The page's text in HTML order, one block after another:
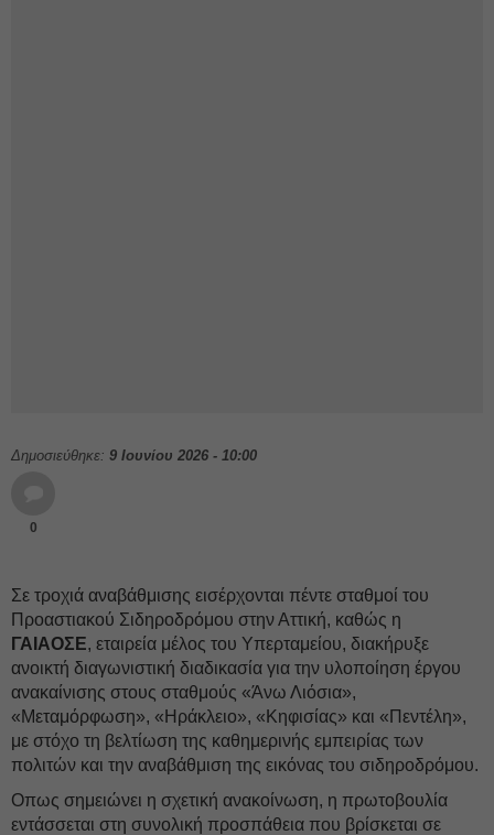
Δημοσιεύθηκε: 9 Ιουνίου 2026 - 10:00
0
Σε τροχιά αναβάθμισης εισέρχονται πέντε σταθμοί του
Προαστιακού Σιδηροδρόμου στην Αττική, καθώς η
ΓΑΙΑΟΣΕ, εταιρεία μέλος του Υπερταμείου, διακήρυξε
ανοικτή διαγωνιστική διαδικασία για την υλοποίηση έργου
ανακαίνισης στους σταθμούς «Άνω Λιόσια»,
«Μεταμόρφωση», «Ηράκλειο», «Κηφισίας» και «Πεντέλη»,
με στόχο τη βελτίωση της καθημερινής εμπειρίας των
πολιτών και την αναβάθμιση της εικόνας του σιδηροδρόμου.
Οπως σημειώνει η σχετική ανακοίνωση, η πρωτοβουλία
εντάσσεται στη συνολική προσπάθεια που βρίσκεται σε